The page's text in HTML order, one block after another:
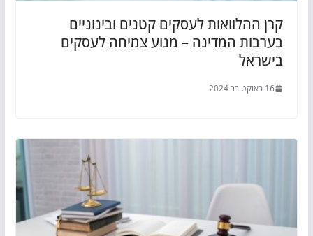
קרן ההלוואות לעסקים קטנים ובינוניים
בערבות המדינה – מנוע צמיחה לעסקים
בישראל
16 באוקטובר 2024